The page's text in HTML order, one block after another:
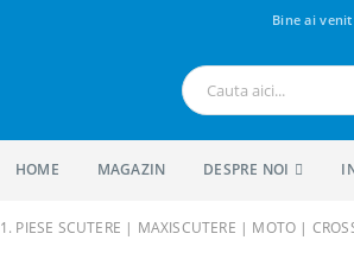
Bine ai venit
HOME MAGAZIN DESPRE NOI
1. PIESE SCUTERE | MAXISCUTERE | MOTO |